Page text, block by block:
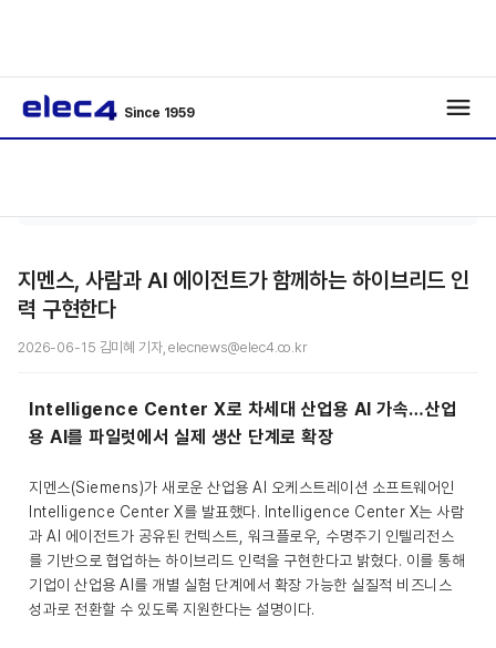
Since 1959
지멘스, 사람과 AI 에이전트가 함께하는 하이브리드 인
력 구현한다
2026-06-15 김미혜 기자, elecnews@elec4.co.kr
Intelligence Center X로 차세대 산업용 AI 가속…산업
용 AI를 파일럿에서 실제 생산 단계로 확장
지멘스(Siemens)가 새로운 산업용 AI 오케스트레이션 소프트웨어인
Intelligence Center X를 발표했다. Intelligence Center X는 사람
과 AI 에이전트가 공유된 컨텍스트, 워크플로우, 수명주기 인텔리전스
를 기반으로 협업하는 하이브리드 인력을 구현한다고 밝혔다. 이를 통해
기업이 산업용 AI를 개별 실험 단계에서 확장 가능한 실질적 비즈니스
성과로 전환할 수 있도록 지원한다는 설명이다.